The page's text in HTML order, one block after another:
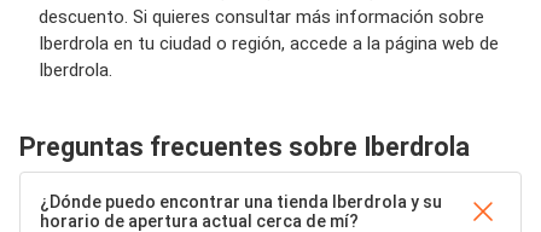
descuento. Si quieres consultar más información sobre
Iberdrola en tu ciudad o región, accede a la página web de
Iberdrola.
Preguntas frecuentes sobre Iberdrola
¿Dónde puedo encontrar una tienda Iberdrola y su
horario de apertura actual cerca de mí?